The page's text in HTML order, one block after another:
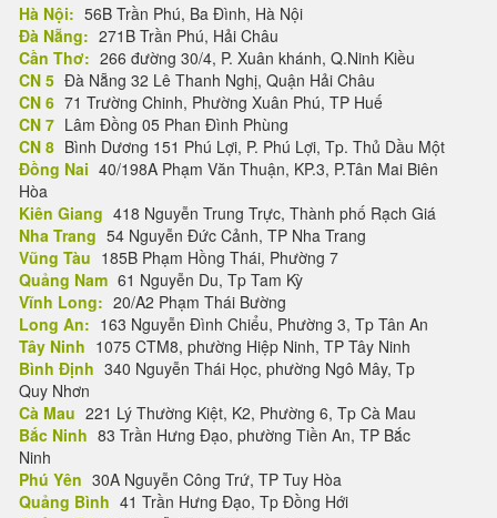
Hà Nội: 56B Trần Phú, Ba Đình, Hà Nội
Đà Nẵng: 271B Trần Phú, Hải Châu
Cần Thơ: 266 đường 30/4, P. Xuân khánh, Q.Ninh Kiều
CN 5 Đà Nẵng 32 Lê Thanh Nghị, Quận Hải Châu
CN 6 71 Trường Chinh, Phường Xuân Phú, TP Huế
CN 7 Lâm Đồng 05 Phan Đình Phùng
CN 8 Bình Dương 151 Phú Lợi, P. Phú Lợi, Tp. Thủ Dầu Một
Đồng Nai 40/198A Phạm Văn Thuận, KP.3, P.Tân Mai Biên
Hòa
Kiên Giang 418 Nguyễn Trung Trực, Thành phố Rạch Giá
Nha Trang 54 Nguyễn Đức Cảnh, TP Nha Trang
Vũng Tàu 185B Phạm Hồng Thái, Phường 7
Quảng Nam 61 Nguyễn Du, Tp Tam Kỳ
Vĩnh Long: 20/A2 Phạm Thái Bường
Long An: 163 Nguyễn Đình Chiểu, Phường 3, Tp Tân An
Tây Ninh 1075 CTM8, phường Hiệp Ninh, TP Tây Ninh
Bình Định 340 Nguyễn Thái Học, phường Ngô Mây, Tp
Quy Nhơn
Cà Mau 221 Lý Thường Kiệt, K2, Phường 6, Tp Cà Mau
Bắc Ninh 83 Trần Hưng Đạo, phường Tiền An, TP Bắc
Ninh
Phú Yên 30A Nguyễn Công Trứ, TP Tuy Hòa
Quảng Bình 41 Trần Hưng Đạo, Tp Đồng Hới